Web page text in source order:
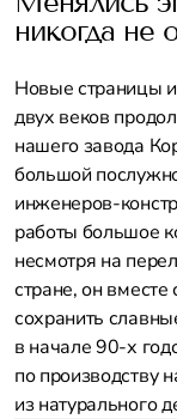
никогда не
Новые страницы
двух веков
нашего завода
большой
инженеров-
работы большое
несмотря на
стране, он
сохранить
в начале 90-х
по производству
из натурального